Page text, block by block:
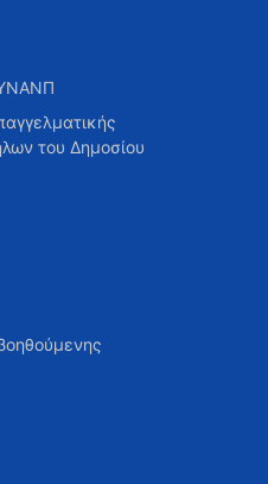
ΥΝΑΝΠ
του Δημοσίου